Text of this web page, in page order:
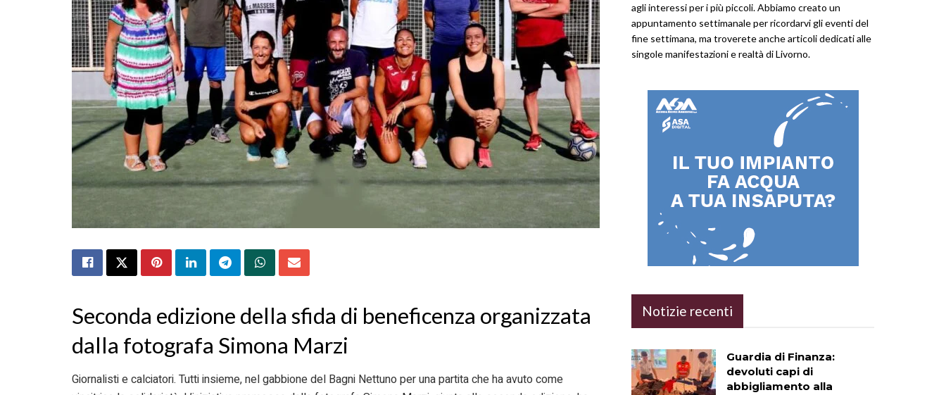
Seconda edizione della sfida di beneficenza organizzata
dalla fotografa Simona Marzi
Giornalisti e calciatori. Tutti insieme, nel gabbione del Bagni Nettuno per una partita che ha avuto come
agli interessi per i più piccoli. Abbiamo creato un
appuntamento settimanale per ricordarvi gli eventi del
fine settimana, ma troverete anche articoli dedicati alle
singole manifestazioni e realtà di Livorno.
Notizie recenti
Guardia di Finanza:
devoluti capi di
abbigliamento alla